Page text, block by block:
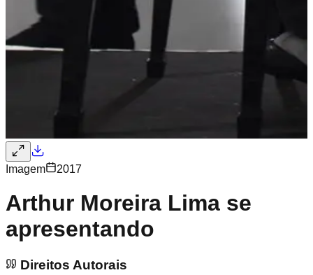
Imagem 2017
Arthur Moreira Lima se
apresentando
Direitos Autorais